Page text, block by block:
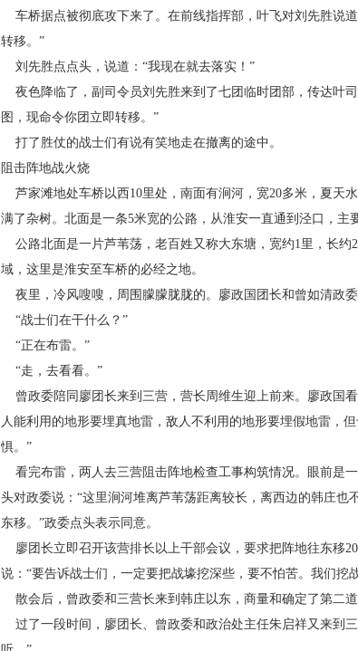
车桥据点被彻底攻下来了。在前线指挥部，叶飞对刘先胜说
转移。”
刘先胜点点头，说道：“我现在就去落实！”
夜色降临了，副司令员刘先胜来到了七团临时团部，传达叶
图，现命令你团立即转移。”
打了胜仗的战士们有说有笑地走在撤离的途中。
阻击阵地战火烧
芦家滩地处车桥以西10里处，南面有涧河，宽20多米，夏天
满了杂树。北面是一条5米宽的公路，从淮安一直通到泾口，主
公路北面是一片芦苇荡，老百姓又称大东塘，宽约1里，长约2
域，这里是淮安至车桥的必经之地。
夜里，冷风嗖嗖，周围朦朦胧胧的。廖政国团长和曾如清政
“战士们在干什么？”
“正在布雷。”
“走，去看看。”
曾政委陪同廖团长来到三营，营长周维生迎上前来。廖政国
人能利用的地形要埋真地雷，敌人不利用的地形要埋假地雷，
惧。”
看完布雷，两人去三营阻击阵地检查工事构筑情况。眼前是
头对政委说：“这里涧河堆离芦苇荡距离较长，离西边的韩庄也
东移。”政委点头表示同意。
廖团长立即召开该营排长以上干部会议，要求把阵地往东移
说：“要告诉战士们，一定要把战壕挖深些，要不怕苦。我们挖
散会后，曾政委和三营长来到韩庄以东，商量和确定了第二
过了一段时间，廖团长、曾政委和政治处主任朱启祥又来到